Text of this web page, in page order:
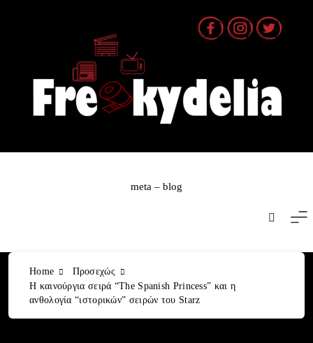
meta – blog
Home
Προσεχώς
Η καινούργια σειρά “The Spanish Princess” και η
ανθολογία “ιστορικών” σειρών του Starz